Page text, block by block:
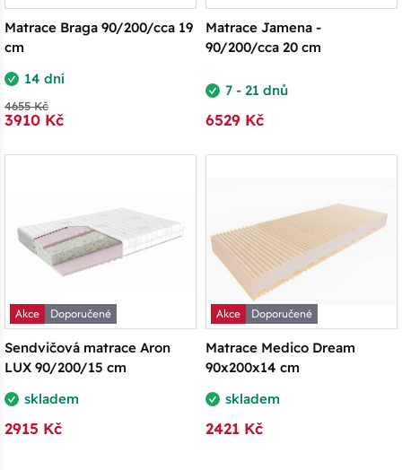
Matrace Braga 90/200/cca 19
cm
14 dní
4655 Kč
3910 Kč
Matrace Jamena -
90/200/cca 20 cm
7 - 21 dnů
6529 Kč
Akce
Doporučené
Sendvičová matrace Aron
LUX 90/200/15 cm
skladem
2915 Kč
Akce
Doporučené
Matrace Medico Dream
90x200x14 cm
skladem
2421 Kč